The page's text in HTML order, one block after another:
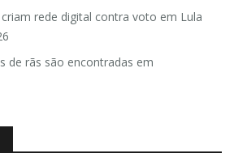
criam rede digital contra voto em Lula
de rãs são encontradas em